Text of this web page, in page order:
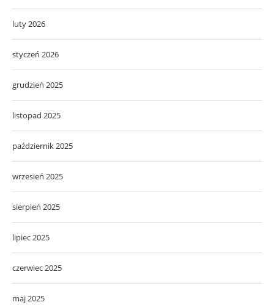
luty 2026
styczeń 2026
grudzień 2025
listopad 2025
październik 2025
wrzesień 2025
sierpień 2025
lipiec 2025
czerwiec 2025
maj 2025